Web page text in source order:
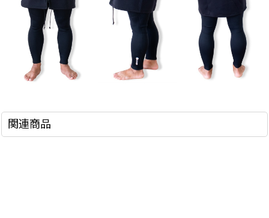
関連商品